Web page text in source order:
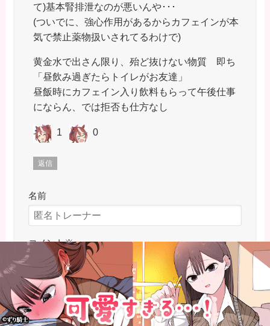
て)基本腎排泄なのが悪いんや･･･
(ついでに、強心作用があるからカフェインが本
気で禁止薬物扱いされてるわけで)
黄金水で出さん限り、殆ど抜けない物質 即ち
「昼飲み過ぎたらトイレがお友達」
昼飯時にカフェイン入り飲料もらって午後仕事
にならん、では拒否も仕方なし
1 0
返信
名前
コメント※